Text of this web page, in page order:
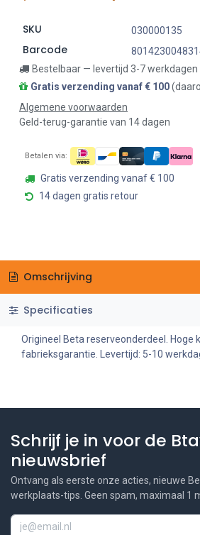
SKU 030000135
Barcode
Bestelbaar — levertijd 3-7 werkdagen
Gratis verzending vanaf € 100
Algemene voorwaarden
Geld-terug-garantie van 14 dagen
Betalen via:
Gratis verzending vanaf € 100
14 dagen gratis retour
Omschrijving
Specificaties
Origineel Beta reserveonderdeel. Hoge
fabrieksgarantie. Levertijd: 5-10
Schrijf je in voor de
nieuwsbrief
Ontvang als eerste onze acties, nieuwe
werkplaats-tips. Geen spam, maximaal 1